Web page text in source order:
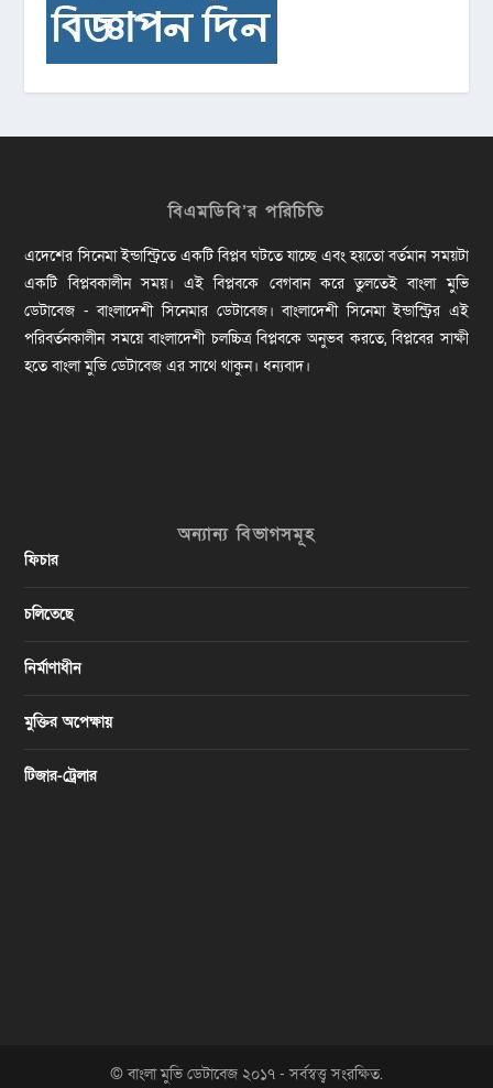
বিএমডিবি’র পরিচিতি
এদেশের সিনেমা ইন্ডাস্ট্রিতে একটি বিপ্লব ঘটতে যাচ্ছে এবং হয়তো বর্তমান সময়টা
একটি বিপ্লবকালীন সময়। এই বিপ্লবকে বেগবান করে তুলতেই বাংলা মুভি
ডেটাবেজ - বাংলাদেশী সিনেমার ডেটাবেজ। বাংলাদেশী সিনেমা ইন্ডাস্ট্রির এই
পরিবর্তনকালীন সময়ে বাংলাদেশী চলচ্চিত্র বিপ্লবকে অনুভব করতে, বিপ্লবের সাক্ষী
হতে বাংলা মুভি ডেটাবেজ এর সাথে থাকুন। ধন্যবাদ।
অন্যান্য বিভাগসমূহ
ফিচার
চলিতেছে
নির্মাণাধীন
মুক্তির অপেক্ষায়
টিজার-ট্রেলার
© বাংলা মুভি ডেটাবেজ ২০১৭ - সর্বস্বত্ত্ব সংরক্ষিত.